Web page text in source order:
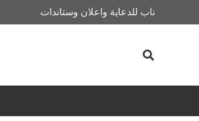
ناب للدعاية واعلان وستاندات